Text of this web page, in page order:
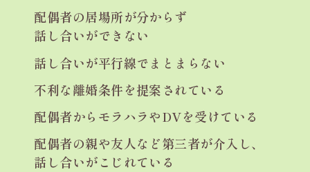
配偶者の居場所が分からず
話し合いができない
話し合いが平行線で まとまらない
不利な離婚条件を提案されている
配偶者からモラハラやDVを受けている
配偶者の親や友人など第三者が介入し、
話し合いがこじれている